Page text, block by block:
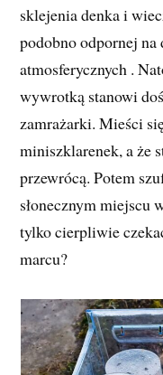
sklejenia denka i
podobno odpornej
atmosferycznych .
wywrotką stanowi
zamrażarki. Mieści
miniszklarenek, a że
przewrócą. Potem
słonecznym miejscu
tylko cierpliwie
marcu?